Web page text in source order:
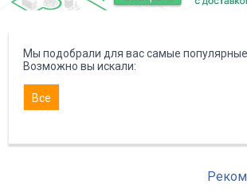
Мы подобрали для вас самые популярные
Возможно вы искали:
Все